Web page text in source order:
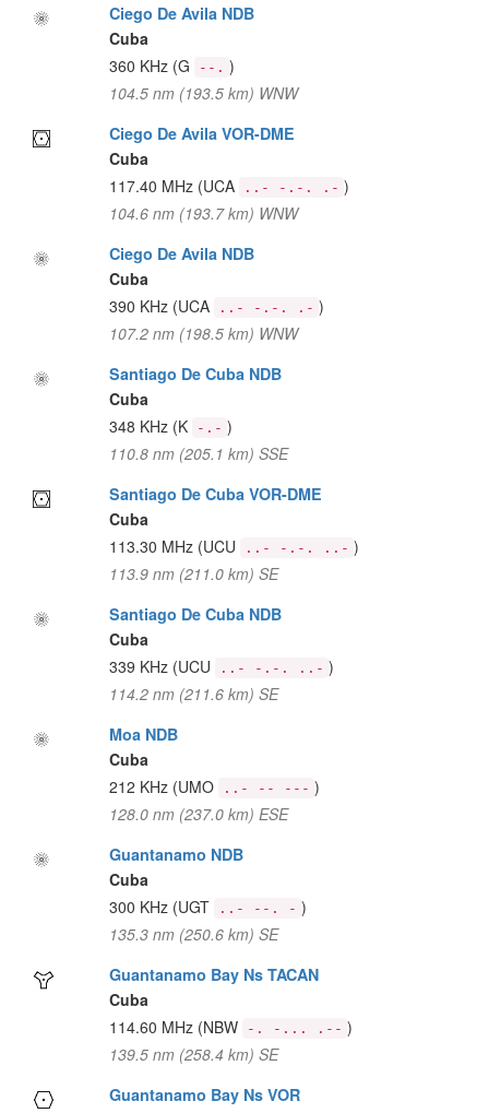
Ciego De Avila NDB
Cuba
360 KHz (G --. )
104.5 nm (193.5 km) WNW
Ciego De Avila VOR-DME
Cuba
117.40 MHz (UCA ..- -.-. .- )
104.6 nm (193.7 km) WNW
Ciego De Avila NDB
Cuba
390 KHz (UCA ..- -.-. .- )
107.2 nm (198.5 km) WNW
Santiago De Cuba NDB
Cuba
348 KHz (K -.- )
110.8 nm (205.1 km) SSE
Santiago De Cuba VOR-DME
Cuba
113.30 MHz (UCU ..- -.-. ..- )
113.9 nm (211.0 km) SE
Santiago De Cuba NDB
Cuba
339 KHz (UCU ..- -.-. ..- )
114.2 nm (211.6 km) SE
Moa NDB
Cuba
212 KHz (UMO ..- -- --- )
128.0 nm (237.0 km) ESE
Guantanamo NDB
Cuba
300 KHz (UGT ..- --. - )
135.3 nm (250.6 km) SE
Guantanamo Bay Ns TACAN
Cuba
114.60 MHz (NBW -. -... .-- )
139.5 nm (258.4 km) SE
Guantanamo Bay Ns VOR